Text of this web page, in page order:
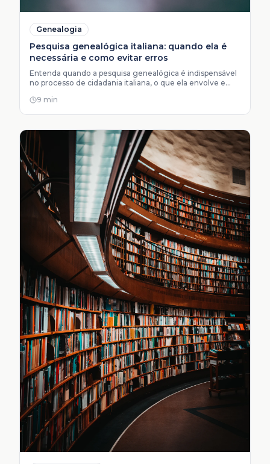
Genealogia
Pesquisa genealógica italiana: quando ela é
necessária e como evitar erros
Entenda quando a pesquisa genealógica é indispensável
no processo de cidadania italiana, o que ela envolve e
9 min